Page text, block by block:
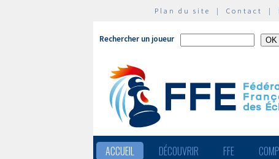
Plan du site | Contact |
Rechercher un joueur
ACCUEIL DÉCOUVRIR FFE